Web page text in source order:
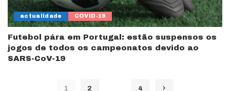
actualidade COVID-19
Futebol pára em Portugal: estão suspensos os
jogos de todos os campeonatos devido ao
SARS-CoV-19
1 2 … 4